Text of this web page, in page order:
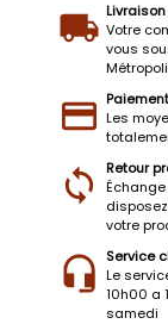
Votre
vous
Les
Retour
votre
Service
Le
10h00 a
samedi